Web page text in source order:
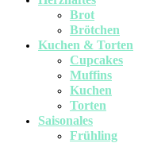
Brot
Brötchen
Kuchen & Torten
Cupcakes
Muffins
Kuchen
Torten
Saisonales
Frühling